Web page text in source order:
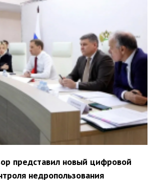
представил новый цифровой
недропользования